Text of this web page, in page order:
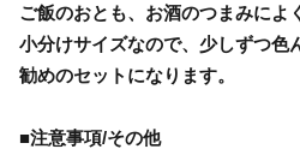
ご飯のおとも、お酒のつまみによ
小分けサイズなので、少しずつ色
勧めのセットになります。
■注意事項/その他